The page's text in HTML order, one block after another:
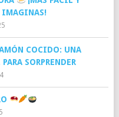
IMAGINAS!
COCIDO: UNA
SORPRENDER